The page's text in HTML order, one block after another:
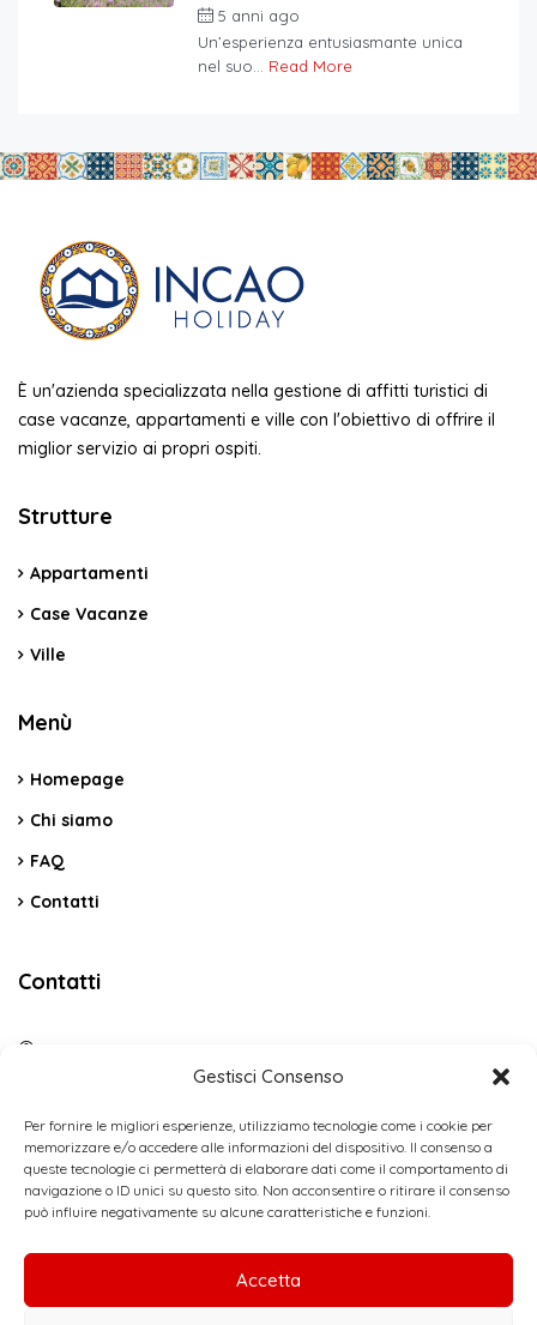
Gestisci Consenso
Per fornire le migliori esperienze, utilizziamo tecnologie come i cookie per
memorizzare e/o accedere alle informazioni del dispositivo. Il consenso a
queste tecnologie ci permetterà di elaborare dati come il comportamento di
navigazione o ID unici su questo sito. Non acconsentire o ritirare il consenso
può influire negativamente su alcune caratteristiche e funzioni.
Accetta
5 anni ago
Un’esperienza entusiasmante unica
nel suo... Read More
È un'azienda specializzata nella gestione di affitti turistici di
case vacanze, appartamenti e ville con l'obiettivo di offrire il
miglior servizio ai propri ospiti.
Strutture
Appartamenti
Case Vacanze
Ville
Menù
Homepage
Chi siamo
FAQ
Contatti
Contatti
incaoholiday@gmail.com
Contact us